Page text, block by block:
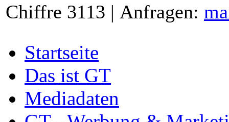
Chiffre 3113 | Anfragen:
Startseite
Das ist GT
Mediadaten